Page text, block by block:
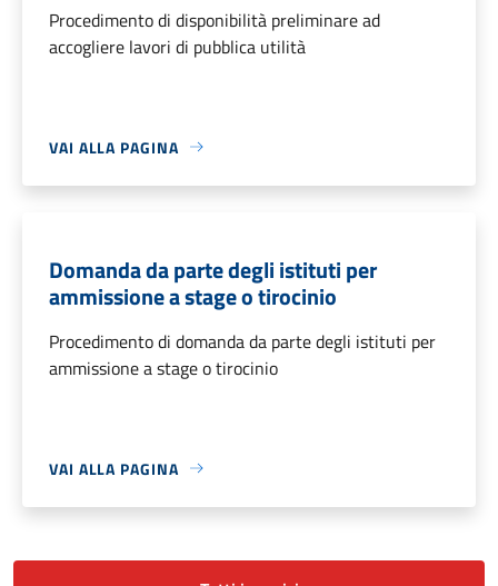
Procedimento di disponibilità preliminare ad
accogliere lavori di pubblica utilità
VAI ALLA PAGINA
Domanda da parte degli istituti per
ammissione a stage o tirocinio
Procedimento di domanda da parte degli istituti per
ammissione a stage o tirocinio
VAI ALLA PAGINA